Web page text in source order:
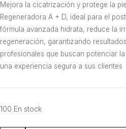
Mejora la cicatrización y protege la
Regeneradora A + D, ideal para el
fórmula avanzada hidrata, reduce la
regeneración, garantizando
profesionales que buscan potenciar
una experiencia segura a sus clientes
100 En stock